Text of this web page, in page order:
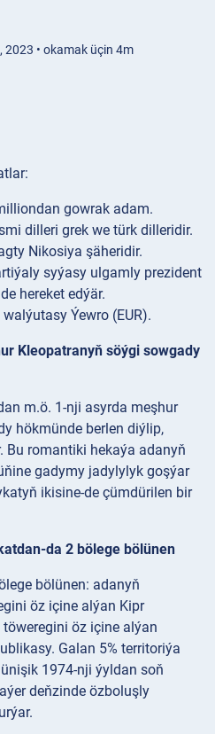
2023 • okamak üçin 4m
gowrak adam.
dilleri grek we türk dilleridir.
Nikosiya şäheridir.
syýasy ulgamly prezident
hereket edýär.
Ýewro (EUR).
Kleopatranyň söýgi sowgady
m.ö. 1-nji asyrda meşhur
hökmünde berlen diýlip,
Bu romantiki hekaýa adanyň
gadymy jadylylyk goşýar
ikisine-de çümdürilen bir
da 2 bölege bölünen
bölünen: adanyň
öz içine alýan Kipr
öz içine alýan
Galan 5% territoriýa
1974-nji ýyldan soň
deňzinde özboluşly